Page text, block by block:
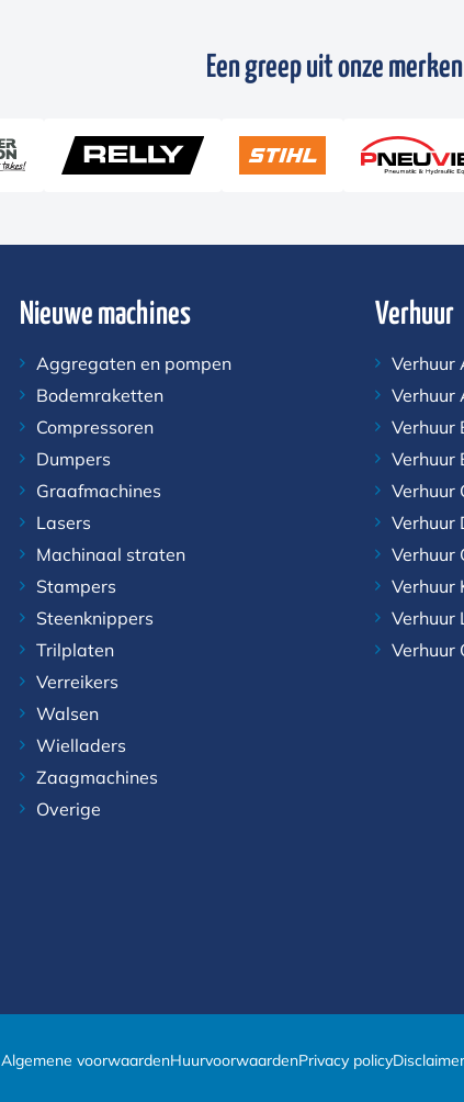
Een greep uit onze merken
Nieuwe machines
Aggregaten en pompen
Bodemraketten
Compressoren
Dumpers
Graafmachines
Lasers
Machinaal straten
Stampers
Steenknippers
Trilplaten
Verreikers
Walsen
Wielladers
Zaagmachines
Overige
Verhuur
Verhuur
Verhuur
Verhuur
Verhuur
Verhuur
Verhuur
Verhuur
Verhuur
Verhuur
Verhuur
Algemene voorwaardenHuurvoorwaardenPrivacy policy